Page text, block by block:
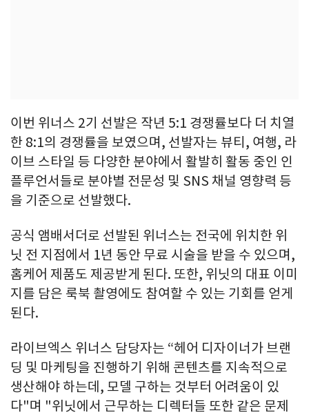
이번 위너스 2기 선발은 작년 5:1 경쟁률보다 더 치열
한 8:1의 경쟁률을 보였으며, 선발자는 뷰티, 여행, 라
이브 스타일 등 다양한 분야에서 활발히 활동 중인 인
플루언서들로 분야별 전문성 및 SNS 채널 영향력 등
을 기준으로 선발했다.
공식 앰배서더로 선발된 위너스는 전국에 위치한 위
닛 전 지점에서 1년 동안 무료 시술을 받을 수 있으며,
홈케어 제품도 제공받게 된다. 또한, 위닛의 대표 이미
지를 담은 룩북 촬영에도 참여할 수 있는 기회를 얻게
된다.
라이브엑스 위너스 담당자는 “헤어 디자이너가 브랜
딩 및 마케팅을 진행하기 위해 콘텐츠를 지속적으로
생산해야 하는데, 모델 구하는 것부터 어려움이 있
다"며 "위닛에서 근무하는 디렉터들 또한 같은 문제